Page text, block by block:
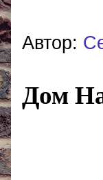
Автор:
Дом